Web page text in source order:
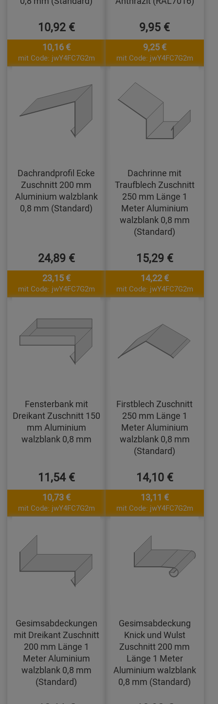
10,92 €
10,16 €
mit Code: jwY4FC7G2m
9,95 €
9,25 €
mit Code: jwY4FC7G2m
Dachrandprofil Ecke
Zuschnitt 200 mm
Aluminium walzblank
0,8 mm (Standard)
24,89 €
23,15 €
mit Code: jwY4FC7G2m
Dachrinne mit
Traufblech Zuschnitt
250 mm Länge 1
Meter Aluminium
walzblank 0,8 mm
(Standard)
15,29 €
14,22 €
mit Code: jwY4FC7G2m
Fensterbank mit
Dreikant Zuschnitt 150
mm Aluminium
walzblank 0,8 mm
11,54 €
10,73 €
mit Code: jwY4FC7G2m
Firstblech Zuschnitt
250 mm Länge 1
Meter Aluminium
walzblank 0,8 mm
(Standard)
14,10 €
13,11 €
mit Code: jwY4FC7G2m
Gesimsabdeckungen
mit Dreikant Zuschnitt
200 mm Länge 1
Meter Aluminium
walzblank 0,8 mm
(Standard)
Gesimsabdeckung
Knick und Wulst
Zuschnitt 200 mm
Länge 1 Meter
Aluminium walzblank
0,8 mm (Standard)